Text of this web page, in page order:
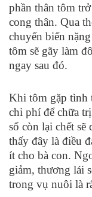
phần thân tôm
cong thân. Qua
chuyển biến
tôm sẽ gãy làm
ngay sau đó.
Khi tôm gặp tình
chi phí để chữa
số còn lại chết
thấy đây là điều
ít cho bà con.
giảm, thương lái
trong vụ nuôi là